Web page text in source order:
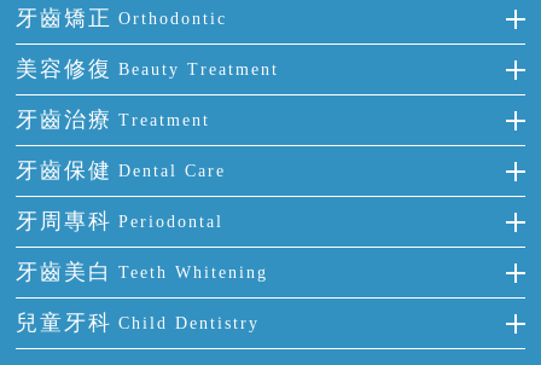
種牙
單顆牙缺失
門牙缺失
多顆牙缺失
半口缺失
全口缺失
牙齒矯正 Orthodontic
隱形箍牙
前牙反頜
牙齒擁擠
牙齒前突
牙齒稀疏
美容修復 Beauty Treatment
全瓷牙
烤瓷牙
氟斑牙
四環素牙
活動假牙
牙貼面
牙齒治療 Treatment
補牙
智齒
根管治療
拔牙
牙痛
牙齒保健 Dental Care
正確刷牙
全國愛牙日
預防牙病
牙科通識
牙周專科 Periodontal
牙周炎
牙齦出血
牙齦炎
牙齒美白 Teeth Whitening
冷光美白
兒童牙科 Child Dentistry